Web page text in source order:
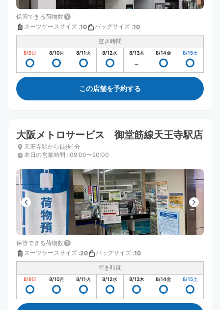
保管できる荷物数
スーツケースサイズ :10 バッグサイズ :10
空き時間
8/9日 8/10月 8/11火 8/12水 8/13木 8/14金 8/15土
この店舗を予約する
大阪メトロサービス 御堂筋線天王寺駅店
天王寺駅から徒歩1分
本日の営業時間 : 09:00〜20:00
保管できる荷物数
スーツケースサイズ :20 バッグサイズ :10
空き時間
8/9日 8/10月 8/11火 8/12水 8/13木 8/14金 8/15土